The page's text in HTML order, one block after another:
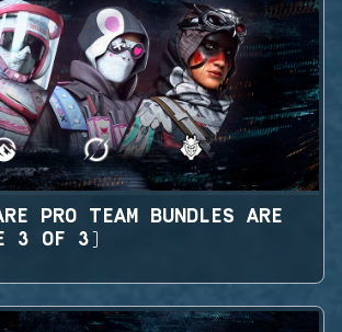
PRO TEAM BUNDLES ARE
3 OF 3)